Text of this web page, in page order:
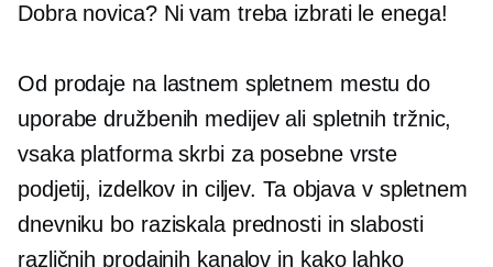
Dobra novica? Ni vam treba izbrati le enega!
Od prodaje na lastnem spletnem mestu do
uporabe družbenih medijev ali spletnih tržnic,
vsaka platforma skrbi za posebne vrste
podjetij, izdelkov in ciljev. Ta objava v spletnem
dnevniku bo raziskala prednosti in slabosti
različnih prodajnih kanalov in kako lahko